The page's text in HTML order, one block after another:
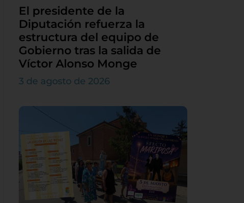
El presidente de la
Diputación refuerza la
estructura del equipo de
Gobierno tras la salida de
Víctor Alonso Monge
3 de agosto de 2026